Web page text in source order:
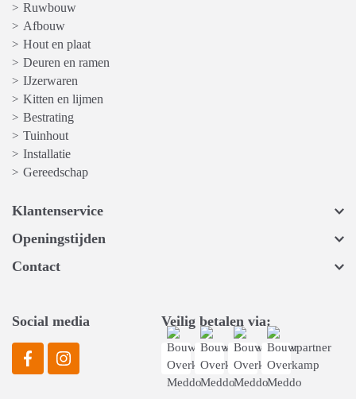
> Ruwbouw
> Afbouw
> Hout en plaat
> Deuren en ramen
> IJzerwaren
> Kitten en lijmen
> Bestrating
> Tuinhout
> Installatie
> Gereedschap
Klantenservice
Openingstijden
Contact
Social media Veilig betalen via: